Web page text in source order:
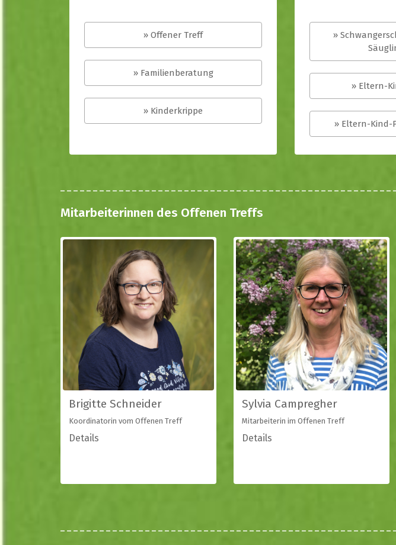
» Offener Treff
» Familienberatung
» Kinderkrippe
»
» Eltern-
» Eltern-Kind-
Mitarbeiterinnen des Offenen Treffs
Brigitte Schneider
Koordinatorin vom Offenen Treff
Details
Sylvia Campregher
Mitarbeiterin im Offenen Treff
Details